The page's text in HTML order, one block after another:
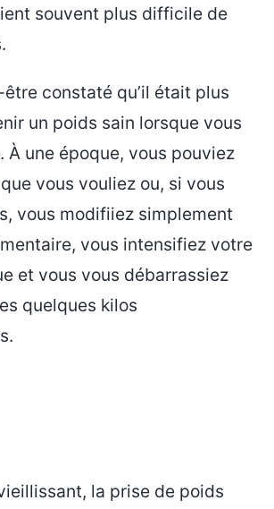
souvent plus difficile de
constaté qu’il était plus
un poids sain lorsque vous
À une époque, vous pouviez
vous vouliez ou, si vous
vous modifiiez simplement
vous intensifiez votre
et vous vous débarrassiez
quelques kilos
la prise de poids